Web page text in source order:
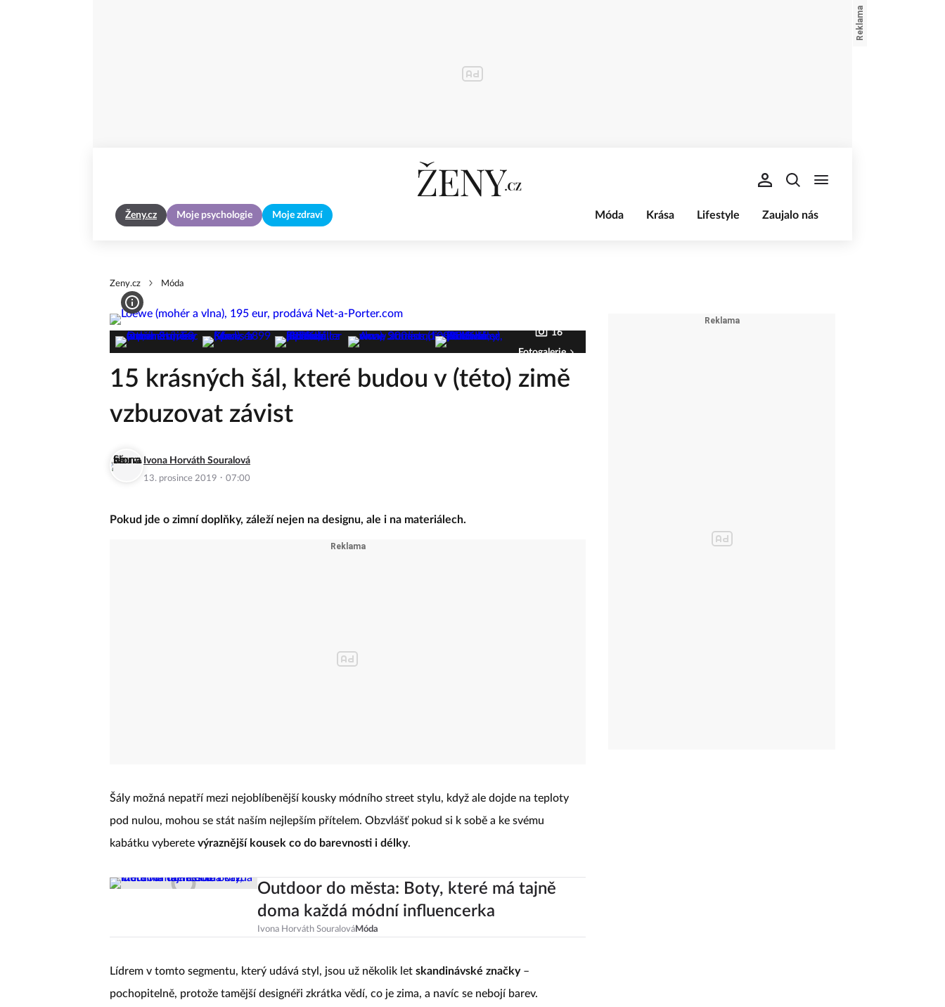
Ženy.cz Moje psychologie Moje zdraví Móda Krása Lifestyle Zaujalo nás
Zeny.cz Móda
16
Fotogalerie
15 krásných šál, které budou v (této) zimě
vzbuzovat závist
Ivona Horváth Souralová
13. prosince 2019 · 07:00
Pokud jde o zimní doplňky, záleží nejen na designu, ale i na materiálech.
Šály možná nepatří mezi nejoblíbenější kousky módního street stylu, když ale dojde na teploty
pod nulou, mohou se stát naším nejlepším přítelem. Obzvlášť pokud si k sobě a ke svému
kabátku vyberete výraznější kousek co do barevnosti i délky.
Outdoor do města: Boty, které má tajně
doma každá módní influencerka
Ivona Horváth SouralováMóda
Lídrem v tomto segmentu, který udává styl, jsou už několik let skandinávské značky–
pochopitelně, protože tamější designéři zkrátka vědí, co je zima, a navíc se nebojí barev.